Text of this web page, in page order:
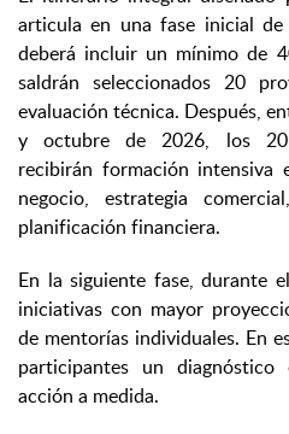
articula en una fase inicial
deberá incluir un mínimo de
saldrán seleccionados 20
evaluación técnica. Después,
y octubre de 2026, los 20
recibirán formación intensiva
negocio, estrategia
planificación financiera.
En la siguiente fase, durante
iniciativas con mayor
de mentorías individuales. En
participantes un
acción a medida.